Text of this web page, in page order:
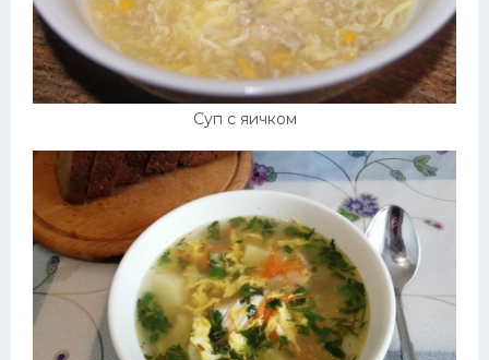
Суп с яичком